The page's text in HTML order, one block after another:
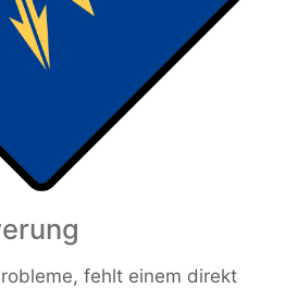
fehlt einem direkt